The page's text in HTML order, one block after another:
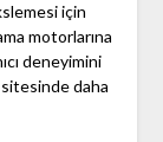
için
motorlarına
deneyimini
daha